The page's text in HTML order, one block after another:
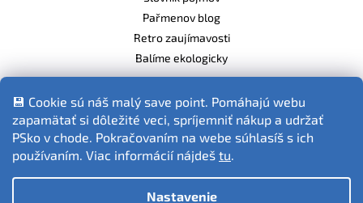
💾 Cookie sú náš malý save point. Pomáhajú webu
zapamätať si dôležité veci, spríjemniť nákup a udržať
PSko v chode. Pokračovaním na webe súhlasíš s ich
používaním. Viac informácií nájdeš tu.
Nastavenie
Pařmenov blog
Retro zaujímavosti
Balíme ekologicky
Fotografie produktov sú ilustračné.
Vytvoril Shoptet